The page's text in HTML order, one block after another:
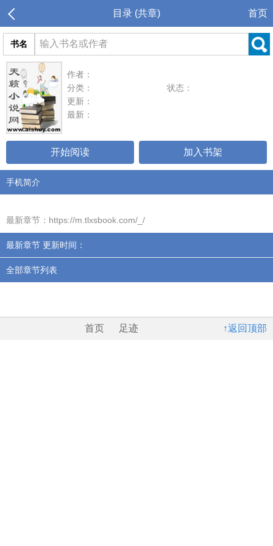
目录 (共章) 首页
书名
作者：
分类：
状态：
更新：
最新：
开始阅读 加入书架
手机简介
最新章节：https://m.tlxsbook.com/_/
最新章节 更新时间：
全部章节列表
↑返回顶部
首页 足迹